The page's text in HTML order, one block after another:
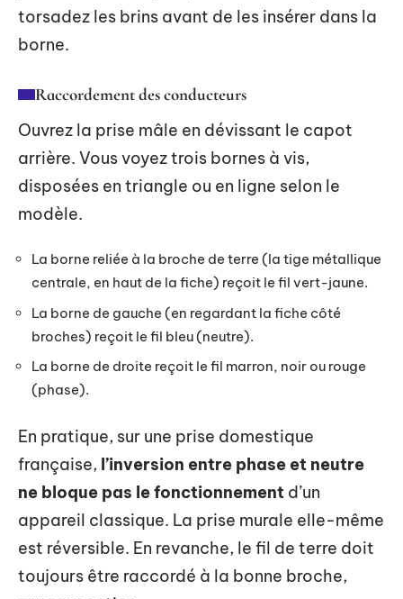
torsadez les brins avant de les insérer dans la
borne.
Raccordement des conducteurs
Ouvrez la prise mâle en dévissant le capot
arrière. Vous voyez trois bornes à vis,
disposées en triangle ou en ligne selon le
modèle.
La borne reliée à la broche de terre (la tige métallique
centrale, en haut de la fiche) reçoit le fil vert-jaune.
La borne de gauche (en regardant la fiche côté
broches) reçoit le fil bleu (neutre).
La borne de droite reçoit le fil marron, noir ou rouge
(phase).
En pratique, sur une prise domestique
française, l’inversion entre phase et neutre
ne bloque pas le fonctionnement d’un
appareil classique. La prise murale elle-même
est réversible. En revanche, le fil de terre doit
toujours être raccordé à la bonne broche,